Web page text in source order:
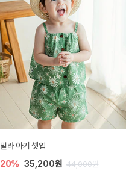
밀라 아기 셋업
20% 35,200원 44,000원